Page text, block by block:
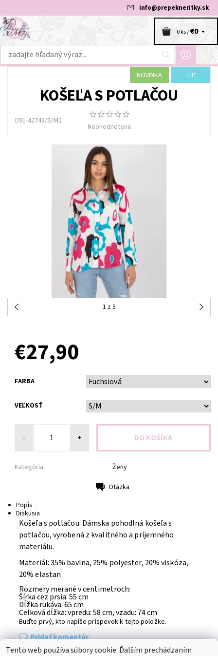
info@prepekneritky.sk
0 ks /€0
NOVINKA TIP
KOŠEĽA S POTLAČOU
D91-42743/S/M2
Neohodnotené
1 z 5
€27,90
FARBA
VEĽKOSŤ
- +
Kategória: Ženy
Otázka
Popis
Diskusia
Košeľa s potlačou. Dámska pohodlná košeľa s
potlačou, vyrobená z kvalitného a príjemného
materiálu.
Materiál: 35% bavlna, 25% polyester, 20% viskóza,
20% elastan
Rozmery merané v centimetroch:
Šírka cez prsia: 55 cm
Dĺžka rukáva: 65 cm
Celková dĺžka: vpredu: 58 cm, vzadu: 74 cm
Buďte prvý, kto napíše príspevok k tejto položke.
Pridať komentár
Tento web používa súbory cookie. Ďalším prechádzaním